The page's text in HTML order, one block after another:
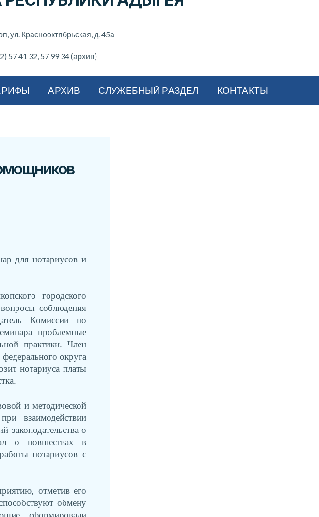
ул. Краснооктябрьская, д. 45а
57 41 32, 57 99 34 (архив)
АРХИВ СЛУЖЕБНЫЙ РАЗДЕЛ КОНТАКТЫ
для нотариусов и
городского
соблюдения
Комиссии по
проблемные
практики. Член
округа
нотариуса платы
и методической
взаимодействии
законодательства о
о новшествах в
нотариусов с
отметив его
обмену